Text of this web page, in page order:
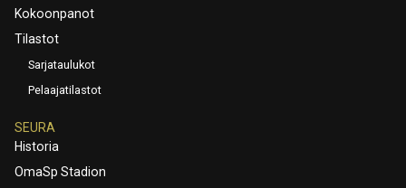
Kokoonpanot
Tilastot
Sarjataulukot
Pelaajatilastot
SEURA
Historia
OmaSp Stadion